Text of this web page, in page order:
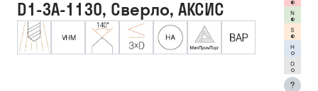
D1-3A-1130, Сверло, АКСИС
?